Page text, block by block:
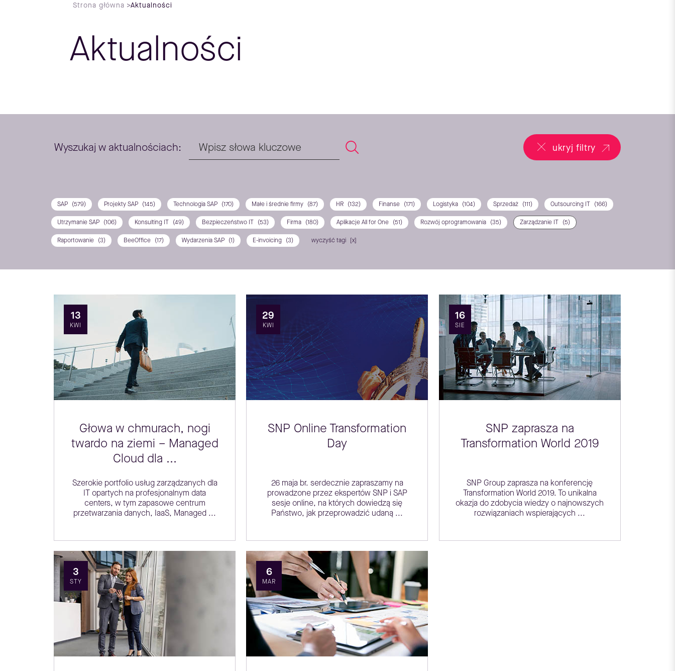
Strona główna >Aktualności
Aktualności
Wyszukaj w aktualnościach: ukryj filtry
SAP (579) Projekty SAP (145) Technologia SAP (170) Małe i średnie firmy (87) HR (132) Finanse (171) Logistyka (104) Sprzedaż (111) Outsourcing IT (166)
Utrzymanie SAP (106) Konsulting IT (49) Bezpieczeństwo IT (53) Firma (180) Aplikacje All for One (51) Rozwój oprogramowania (35) Zarządzanie IT (5)
Raportowanie (3) BeeOffice (17) Wydarzenia SAP (1) E-invoicing (3) wyczyść tagi
13
KWI
Głowa w chmurach, nogi
twardo na ziemi – Managed
Cloud dla ...
Szerokie portfolio usług zarządzanych dla
IT opartych na profesjonalnym data
centers, w tym zapasowe centrum
przetwarzania danych, IaaS, Managed ...
29
KWI
SNP Online Transformation
Day
26 maja br. serdecznie zapraszamy na
prowadzone przez ekspertów SNP i SAP
sesje online, na których dowiedzą się
Państwo, jak przeprowadzić udaną ...
16
SIE
SNP zaprasza na
Transformation World 2019
SNP Group zaprasza na konferencję
Transformation World 2019. To unikalna
okazja do zdobycia wiedzy o najnowszych
rozwiązaniach wspierających ...
3
STY
6
MAR